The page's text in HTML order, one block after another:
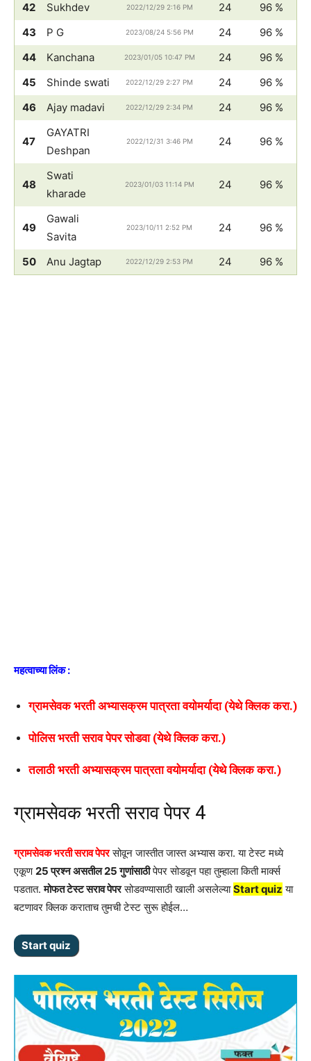
42 Sukhdev 2022/12/29 2:16 PM 24
96 %
43
P G 2023/08/24 5:56 PM 24
96 %
44
Kanchana 2023/01/05 10:47 PM 24
96 %
45
Shinde swati 2022/12/29 2:27 PM 24
96 %
46
Ajay madavi 2022/12/29 2:34 PM 24 96 %
47
GAYATRI
Deshpan
2022/12/31 3:46 PM 24 96 %
48
Swati
kharade
2023/01/03 11:14 PM 24 96 %
49
Gawali
Savita
2023/10/11 2:52 PM 24 96 %
50 Anu Jagtap 2022/12/29 2:53 PM 24 96 %
महत्वाच्या लिंक :
ग्रामसेवक भरती अभ्यासक्रम पात्रता वयोमर्यादा (येथे क्लिक करा.)
पोलिस भरती सराव पेपर सोडवा (येथे क्लिक करा.)
तलाठी भरती अभ्यासक्रम पात्रता वयोमर्यादा (येथे क्लिक करा.)
ग्रामसेवक भरती सराव पेपर 4
ग्रामसेवक भरती सराव पेपरसोवून जास्तीत जास्त अभ्यास करा. या टेस्ट मध्ये
एकूण25 प्रश्न असतील 25 गुणांसाठीपेपर सोडवून पहा तुम्हाला किती मार्क्स
पडतात.मोफत टेस्ट सराव पेपरसोडवण्यासाठी खाली असलेल्याStart quiz या
बटणावर क्लिक कराताच तुमची टेस्ट सुरू होईल…